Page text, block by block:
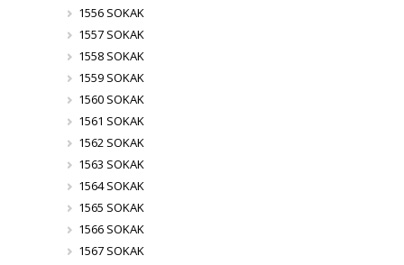
1556 SOKAK
1557 SOKAK
1558 SOKAK
1559 SOKAK
1560 SOKAK
1561 SOKAK
1562 SOKAK
1563 SOKAK
1564 SOKAK
1565 SOKAK
1566 SOKAK
1567 SOKAK